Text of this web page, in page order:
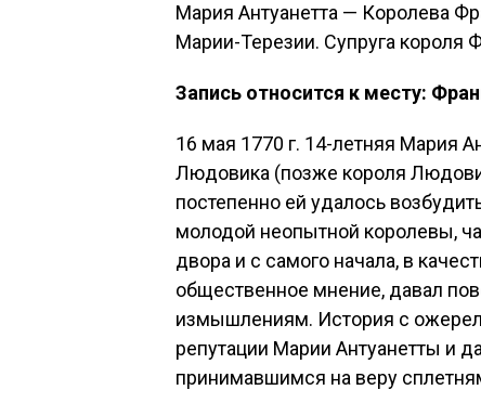
Мария Антуанетта — Королева
Марии-Терезии. Супруга короля
Запись относится к месту:
16 мая 1770 г. 14-летняя Мария
Людовика (позже короля
постепенно ей удалось
молодой неопытной королевы,
двора и с самого начала, в
общественное мнение, давал
измышлениям. История с
репутации Марии Антуанетты и
принимавшимся на веру